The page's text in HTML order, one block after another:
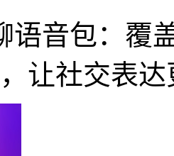
语音包：覆
让社交表